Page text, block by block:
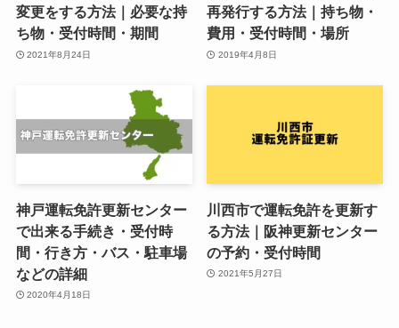
変更をする方法｜必要な持
ち物・受付時間・期間
2021年8月24日
再発行する方法｜持ち物・
費用・受付時間・場所
2019年4月8日
神戸運転免許更新センター
で出来る手続き・受付時
間・行き方・バス・駐車場
などの詳細
2020年4月18日
川西市で運転免許を更新す
る方法｜阪神更新センター
の予約・受付時間
2021年5月27日